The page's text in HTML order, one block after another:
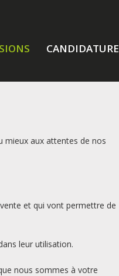
CANDIDATURE
mieux aux attentes de nos
et qui vont permettre de
leur utilisation.
nous sommes à votre